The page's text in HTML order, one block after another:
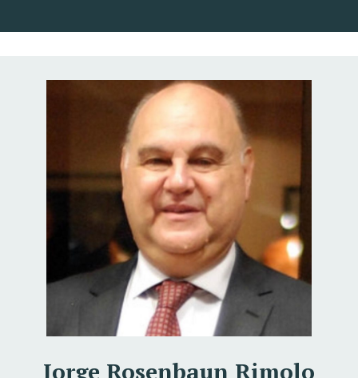
Jorge Rosenbaun Rimolo